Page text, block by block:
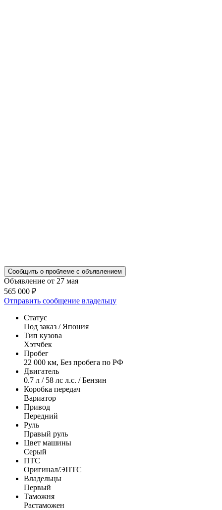
Сообщить о проблеме с объявлением
Объявление от 27 мая
565 000 ₽
Отправить сообщение владельцу
Статус
Под заказ / Япония
Тип кузова
Хэтчбек
Пробег
22 000 км, Без пробега по РФ
Двигатель
0.7 л / 58 лс л.с. / Бензин
Коробка передач
Вариатор
Привод
Передний
Руль
Правый руль
Цвет машины
Серый
ПТС
Оригинал/ЭПТС
Владельцы
Первый
Таможня
Растаможен